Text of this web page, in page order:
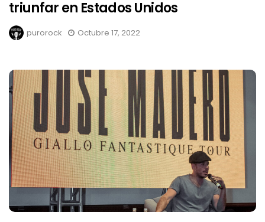
triunfar en Estados Unidos
purorock Octubre 17, 2022